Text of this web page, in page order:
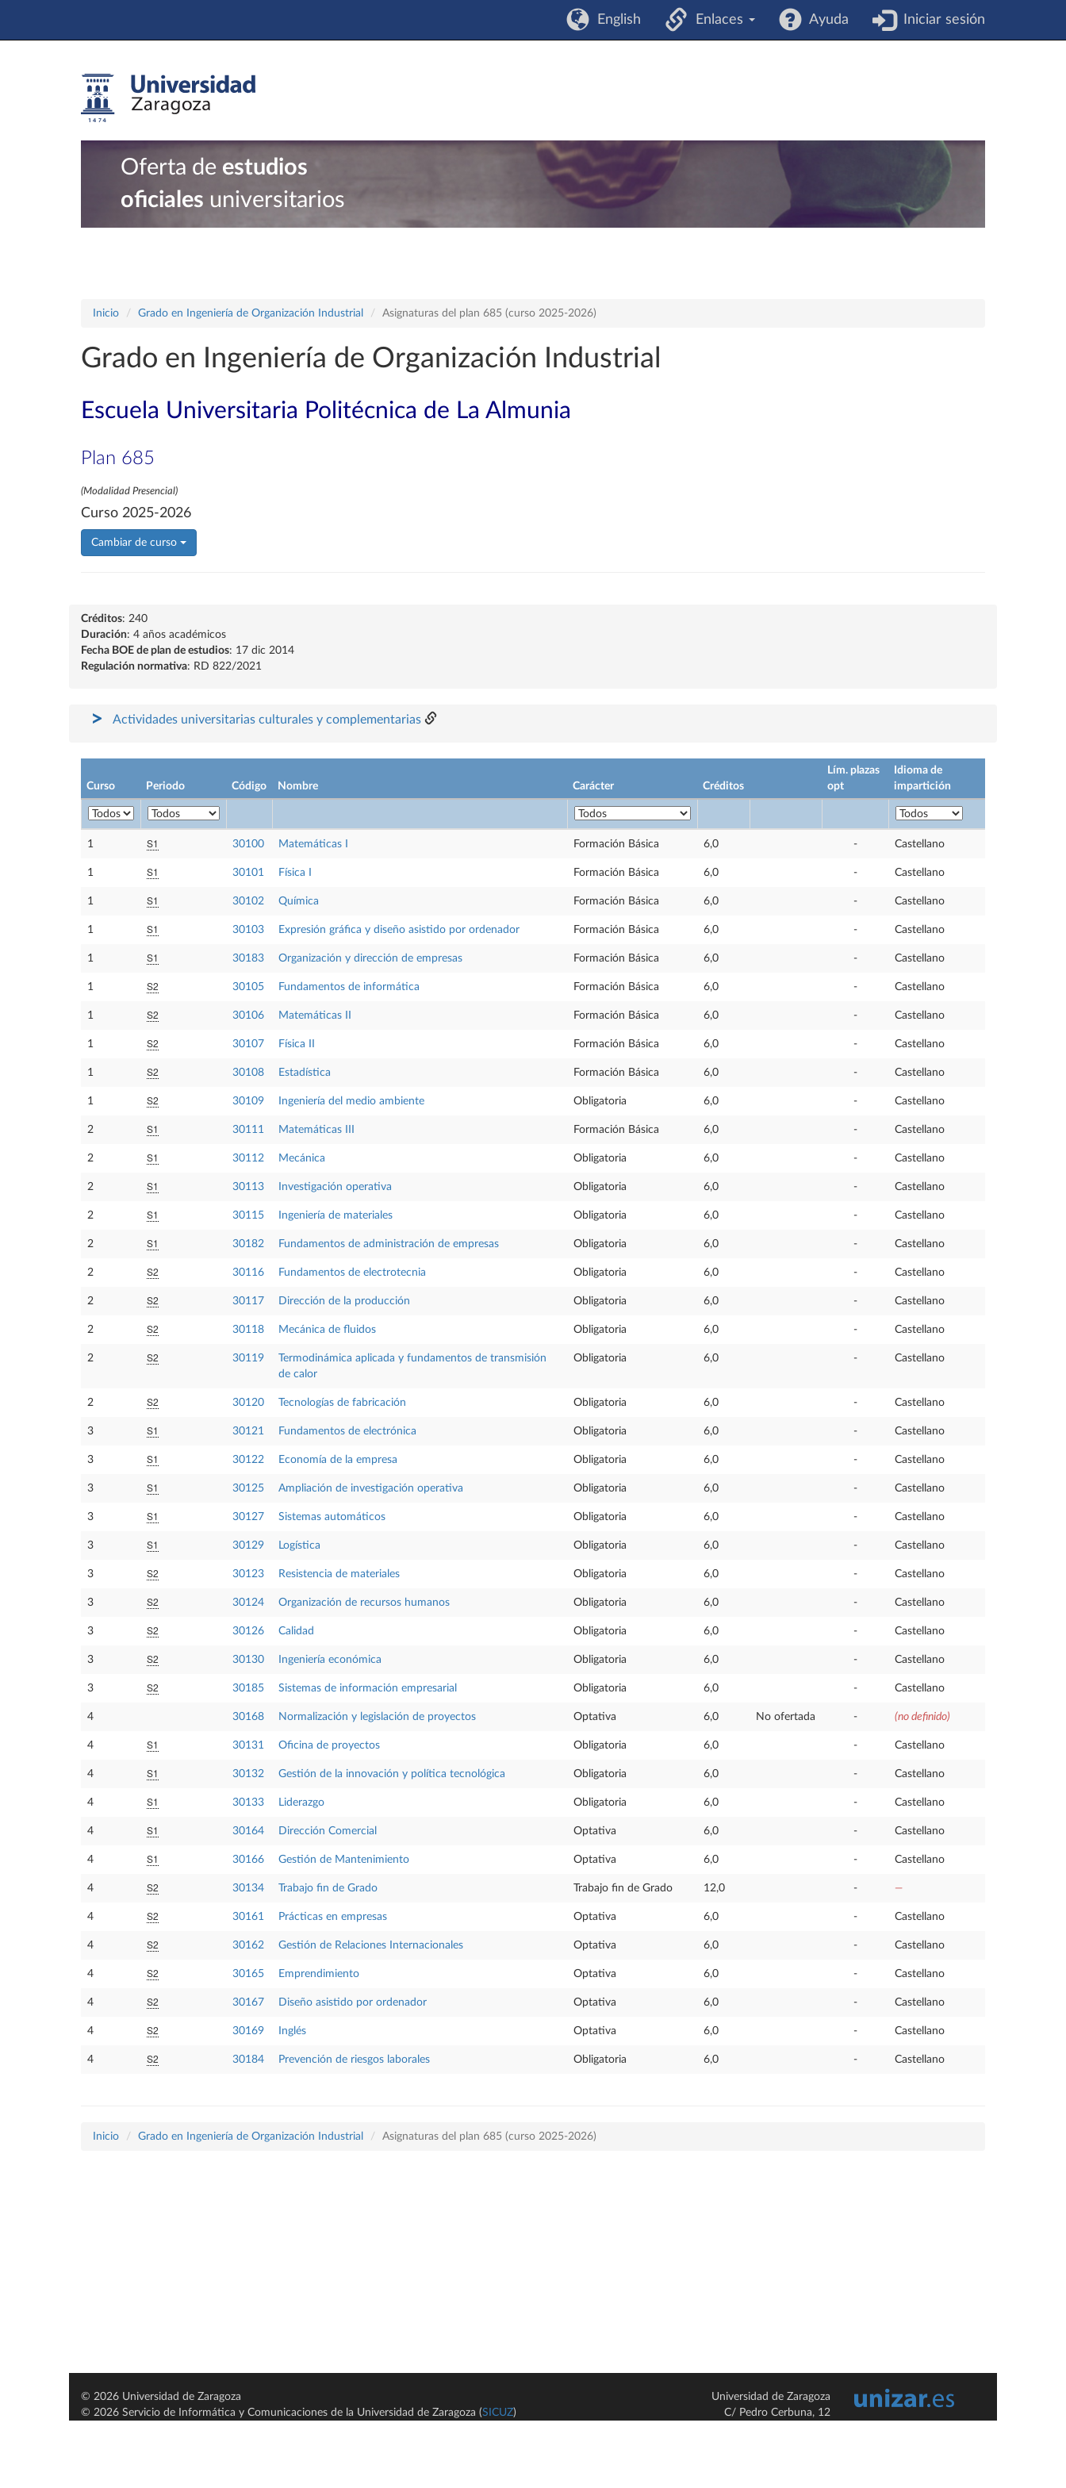
English Enlaces Ayuda Iniciar sesión
Oferta de estudios
oficiales universitarios
Inicio Grado en Ingeniería de Organización Industrial Asignaturas del plan 685 (curso 2025-2026)
Grado en Ingeniería de Organización Industrial
Escuela Universitaria Politécnica de La Almunia
Plan 685
(Modalidad Presencial)
Curso 2025-2026
Cambiar de curso
Créditos: 240
Duración: 4 años académicos
Fecha BOE de plan de estudios: 17 dic 2014
Regulación normativa: RD 822/2021
Actividades universitarias culturales y complementarias
Curso Periodo Código Nombre Carácter Créditos
Lím. plazas
opt
Idioma de
impartición
1 S1 30100 Matemáticas I Formación Básica 6,0 - Castellano
1 S1 30101 Física I Formación Básica 6,0 - Castellano
1 S1 30102 Química Formación Básica 6,0 - Castellano
1 S1 30103 Expresión gráfica y diseño asistido por ordenador Formación Básica 6,0 - Castellano
1 S1 30183 Organización y dirección de empresas Formación Básica 6,0 - Castellano
1 S2 30105 Fundamentos de informática Formación Básica 6,0 - Castellano
1 S2 30106 Matemáticas II Formación Básica 6,0 - Castellano
1 S2 30107 Física II Formación Básica 6,0 - Castellano
1 S2 30108 Estadística Formación Básica 6,0 - Castellano
1 S2 30109 Ingeniería del medio ambiente Obligatoria 6,0 - Castellano
2 S1 30111 Matemáticas III Formación Básica 6,0 - Castellano
2 S1 30112 Mecánica Obligatoria 6,0 - Castellano
2 S1 30113 Investigación operativa Obligatoria 6,0 - Castellano
2 S1 30115 Ingeniería de materiales Obligatoria 6,0 - Castellano
2 S1 30182 Fundamentos de administración de empresas Obligatoria 6,0 - Castellano
2 S2 30116 Fundamentos de electrotecnia Obligatoria 6,0 - Castellano
2 S2 30117 Dirección de la producción Obligatoria 6,0 - Castellano
2 S2 30118 Mecánica de fluidos Obligatoria 6,0 - Castellano
2 S2 30119
Termodinámica aplicada y fundamentos de transmisión
de calor
Obligatoria 6,0 - Castellano
2 S2 30120 Tecnologías de fabricación Obligatoria 6,0 - Castellano
3 S1 30121 Fundamentos de electrónica Obligatoria 6,0 - Castellano
3 S1 30122 Economía de la empresa Obligatoria 6,0 - Castellano
3 S1 30125 Ampliación de investigación operativa Obligatoria 6,0 - Castellano
3 S1 30127 Sistemas automáticos Obligatoria 6,0 - Castellano
3 S1 30129 Logística Obligatoria 6,0 - Castellano
3 S2 30123 Resistencia de materiales Obligatoria 6,0 - Castellano
3 S2 30124 Organización de recursos humanos Obligatoria 6,0 - Castellano
3 S2 30126 Calidad Obligatoria 6,0 - Castellano
3 S2 30130 Ingeniería económica Obligatoria 6,0 - Castellano
3 S2 30185 Sistemas de información empresarial Obligatoria 6,0 - Castellano
4 30168 Normalización y legislación de proyectos Optativa 6,0 No ofertada - (no definido)
4 S1 30131 Oficina de proyectos Obligatoria 6,0 - Castellano
4 S1 30132 Gestión de la innovación y política tecnológica Obligatoria 6,0 - Castellano
4 S1 30133 Liderazgo Obligatoria 6,0 - Castellano
4 S1 30164 Dirección Comercial Optativa 6,0 - Castellano
4 S1 30166 Gestión de Mantenimiento Optativa 6,0 - Castellano
4 S2 30134 Trabajo fin de Grado Trabajo fin de Grado 12,0 - —
4 S2 30161 Prácticas en empresas Optativa 6,0 - Castellano
4 S2 30162 Gestión de Relaciones Internacionales Optativa 6,0 - Castellano
4 S2 30165 Emprendimiento Optativa 6,0 - Castellano
4 S2 30167 Diseño asistido por ordenador Optativa 6,0 - Castellano
4 S2 30169 Inglés Optativa 6,0 - Castellano
4 S2 30184 Prevención de riesgos laborales Obligatoria 6,0 - Castellano
Inicio Grado en Ingeniería de Organización Industrial Asignaturas del plan 685 (curso 2025-2026)
© 2026 Universidad de Zaragoza
© 2026 Servicio de Informática y Comunicaciones de la Universidad de Zaragoza (SICUZ)
Universidad de Zaragoza
C/ Pedro Cerbuna, 12